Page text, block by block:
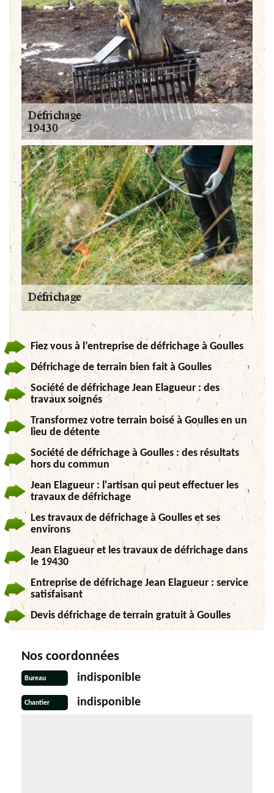
Fiez vous à l’entreprise de défrichage à Goulles
Défrichage de terrain bien fait à Goulles
Société de défrichage Jean Elagueur : des
travaux soignés
Transformez votre terrain boisé à Goulles en un
lieu de détente
Société de défrichage à Goulles : des résultats
hors du commun
Jean Elagueur : l'artisan qui peut effectuer les
travaux de défrichage
Les travaux de défrichage à Goulles et ses
environs
Jean Elagueur et les travaux de défrichage dans
le 19430
Entreprise de défrichage Jean Elagueur : service
satisfaisant
Devis défrichage de terrain gratuit à Goulles
Nos coordonnées
Bureau indisponible
Chantier indisponible